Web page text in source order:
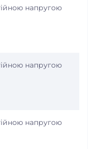
напругою
напругою
напругою